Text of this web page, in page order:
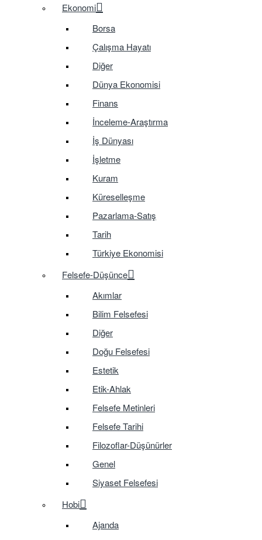
Ekonomi
Borsa
Çalışma Hayatı
Diğer
Dünya Ekonomisi
Finans
İnceleme-Araştırma
İş Dünyası
İşletme
Kuram
Küreselleşme
Pazarlama-Satış
Tarih
Türkiye Ekonomisi
Felsefe-Düşünce
Akımlar
Bilim Felsefesi
Diğer
Doğu Felsefesi
Estetik
Etik-Ahlak
Felsefe Metinleri
Felsefe Tarihi
Filozoflar-Düşünürler
Genel
Siyaset Felsefesi
Hobi
Ajanda